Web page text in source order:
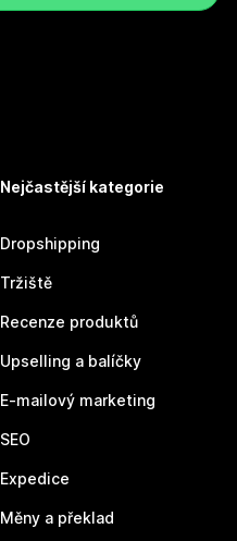
Nejčastější kategorie
Dropshipping
Tržiště
Recenze produktů
Upselling a balíčky
E-mailový marketing
SEO
Expedice
Měny a překlad